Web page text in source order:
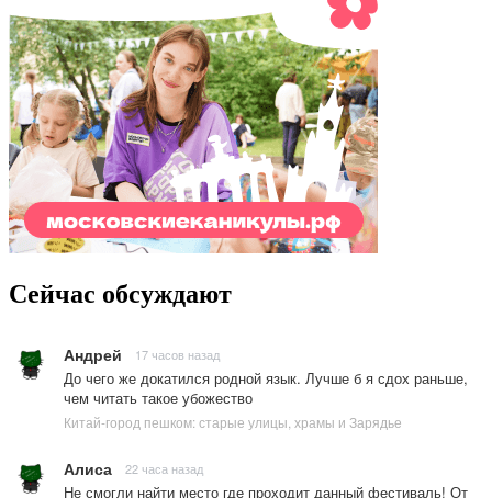
Сейчас обсуждают
Андрей 17 часов назад
До чего же докатился родной язык. Лучше б я сдох раньше,
чем читать такое убожество
Китай-город пешком: старые улицы, храмы и Зарядье
Алиса 22 часа назад
Не смогли найти место где проходит данный фестиваль! От